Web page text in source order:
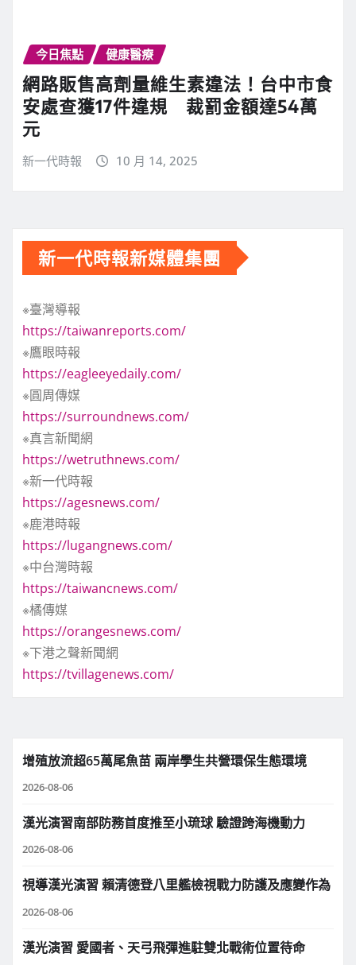
今日焦點 健康醫療
網路販售高劑量維生素違法！台中市食
安處查獲17件違規 裁罰金額達54萬
元
新一代時報 10 月 14, 2025
新一代時報新媒體集團
※臺灣導報
https://taiwanreports.com/
※鷹眼時報
https://eagleeyedaily.com/
※圓周傳媒
https://surroundnews.com/
※真言新聞網
https://wetruthnews.com/
※新一代時報
https://agesnews.com/
※鹿港時報
https://lugangnews.com/
※中台灣時報
https://taiwancnews.com/
※橘傳媒
https://orangesnews.com/
※下港之聲新聞網
https://tvillagenews.com/
增殖放流超65萬尾魚苗 兩岸學生共營環保生態環境
2026-08-06
漢光演習南部防務首度推至小琉球 驗證跨海機動力
2026-08-06
視導漢光演習 賴清德登八里艦檢視戰力防護及應變作為
2026-08-06
漢光演習 愛國者、天弓飛彈進駐雙北戰術位置待命